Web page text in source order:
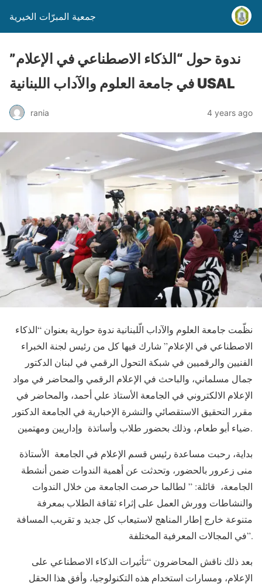
جمعية المبرّات الخيرية
ندوة حول “الذكاء الاصطناعي في الإعلام”
في جامعة العلوم والآداب اللبنانية USAL
rania 4 years ago
نظّمت جامعة العلوم والآداب الّلبنانية ندوة حوارية بعنوان “الذكاء
الاصطناعي في الإعلام” شارك فيها كل من رئيس لجنة الخبراء
الفنيين والرقميين في شبكة التحول الرقمي في لبنان الدكتور
جمال مسلماني، والباحث في الإعلام الرقمي والمحاضر في مواد
الإعلام الالكتروني في الجامعة الأستاذ علي أحمد، والمحاضر في
مقرر التحقيق الاستقصائي والنشرة الإخبارية في الجامعة الدكتور
ضياء أبو طعام، وذلك بحضور طلاب وأساتذة وإداريين ومهتمين.
بداية، رحبت مساعدة رئيس قسم الإعلام في الجامعة الأستاذة
منى زعرور بالحضور، وتحدثت عن أهمية الندوات ضمن أنشطة
الجامعة، قائلة: ” لطالما حرصت الجامعة من خلال الندوات
والنشاطات وورش العمل على إثراء ثقافة الطلاب بمعرفة
متنوعة خارج إطار المناهج لاستيعاب كل جديد و تقريب المسافة
في المجالات المعرفية المختلفة”.
بعد ذلك ناقش المحاضرون “تأثيرات الذكاء الاصطناعي على
الإعلام، ومسارات استخدام هذه التكنولوجيا، وأفق هذا الحقل